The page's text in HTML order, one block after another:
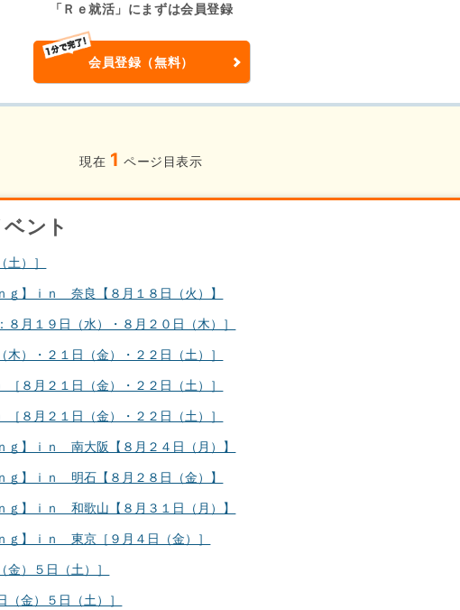
「Ｒｅ就活」にまずは会員登録
会員登録（無料）
現在 1 ページ目表示
ント
）］
ｇ】ｉｎ 奈良【８月１８日（火）】
月１９日（水）・８月２０日（木）］
木）・２１日（金）・２２日（土）］
８月２１日（金）・２２日（土）］
８月２１日（金）・２２日（土）］
ｇ】ｉｎ 南大阪【８月２４日（月）】
ｇ】ｉｎ 明石【８月２８日（金）】
ｇ】ｉｎ 和歌山【８月３１日（月）】
ｇ】ｉｎ 東京［９月４日（金）］
）５日（土）］
金）５日（土）］